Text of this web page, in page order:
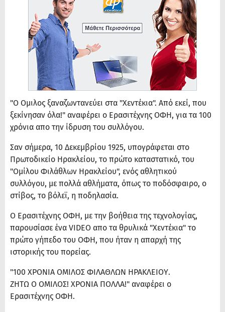
"Ο Ομιλος ξαναζωντανεύει στα "Χεντέκια". Από εκεί, που
ξεκίνησαν όλα!" αναφέρει ο Ερασιτέχνης ΟΦΗ, για τα 100
χρόνια απο την ίδρυση του συλλόγου.
Σαν σήμερα, 10 Δεκεμβρίου 1925, υπογράφεται στο
Πρωτοδικείο Ηρακλείου, το πρώτο καταστατικό, του
"Ομίλου Φιλάθλων Ηρακλείου", ενός αθλητικού
συλλόγου, με πολλά αθλήματα, όπως το ποδόσφαιρο, ο
στίβος, το βόλεϊ, η ποδηλασία.
Ο Ερασιτέχνης ΟΦΗ, με την βοήθεια της τεχνολογίας,
παρουσίασε ένα VIDEO απο τα θρυλικά "Χεντέκια" το
πρώτο γήπεδο του ΟΦΗ, που ήταν η απαρχή της
ιστορικής του πορείας.
"100 ΧΡΟΝΙΑ ΟΜΙΛΟΣ ΦΙΛΑΘΛΩΝ ΗΡΑΚΛΕΙΟΥ.
ΖΗΤΩ Ο ΟΜΙΛΟΣ! ΧΡΟΝΙΑ ΠΟΛΛΑ!" αναφέρει ο
Ερασιτέχνης ΟΦΗ.